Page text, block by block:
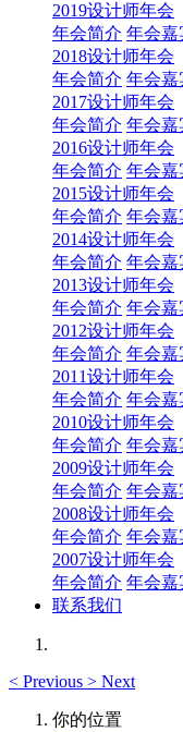
2019设计师年会
年会简介 年会嘉
2018设计师年会
年会简介 年会嘉
2017设计师年会
年会简介 年会嘉
2016设计师年会
年会简介 年会嘉
2015设计师年会
年会简介 年会嘉
2014设计师年会
年会简介 年会嘉
2013设计师年会
年会简介 年会嘉
2012设计师年会
年会简介 年会嘉
2011设计师年会
年会简介 年会嘉
2010设计师年会
年会简介 年会嘉
2009设计师年会
年会简介 年会嘉
2008设计师年会
年会简介 年会嘉
2007设计师年会
年会简介 年会嘉
联系我们
< Previous > Next
你的位置